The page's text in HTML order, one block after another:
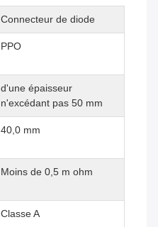
Connecteur de diode
PPO
d'une épaisseur
n'excédant pas 50 mm
40,0 mm
Moins de 0,5 m ohm
Classe A